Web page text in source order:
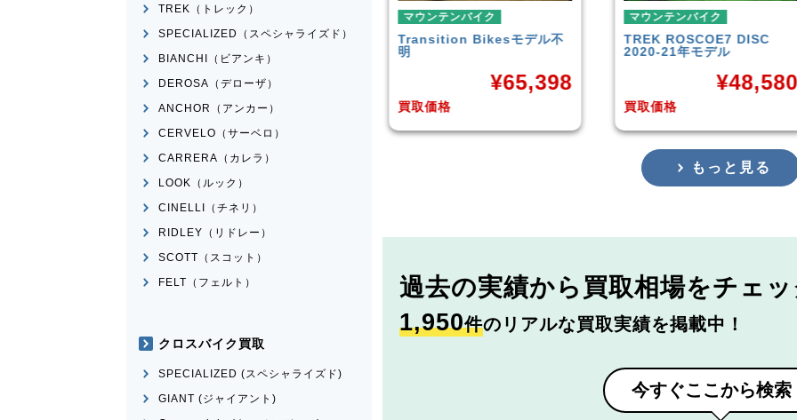
マウンテンバイク
Transition Bikes モデル不
明
買取価格
¥
マウンテンバイク
TREKROSCOE7 DISC
2020-21年モデル
買取価格
¥48,580
マウンテンバイク
Rocky Mountain Element
Carbon30 2022年モデル
買取価格
¥
もっと見る
過去の実績から 買取相場をチェ
1,950件のリアルな買取実績を掲載中！
今すぐここから検索
TREK（トレック）
SPECIALIZED（スペシャライズド）
BIANCHI（ビアンキ）
DEROSA（デローザ）
ANCHOR（アンカー）
CERVELO（サーベロ）
CARRERA（カレラ）
LOOK（ルック）
CINELLI（チネリ）
RIDLEY（リドレー）
SCOTT（スコット）
FELT（フェルト）
クロスバイク買取
SPECIALIZED (スペシャライズド)
GIANT (ジャイアント)